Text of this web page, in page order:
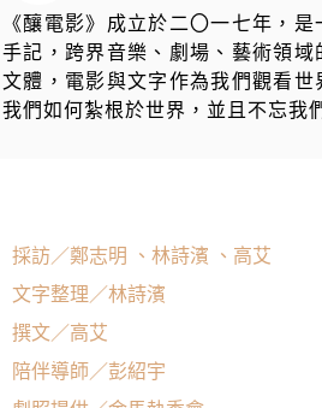
《釀電影》成立於二〇一七年，
手記，跨界音樂、劇場、藝術領
文體，電影與文字作為我們觀看
我們如何紮根於世界，並且不忘我
採訪／鄭志明 、林詩濱 、高艾
文字整理／林詩濱
撰文／高艾
陪伴導師／彭紹宇